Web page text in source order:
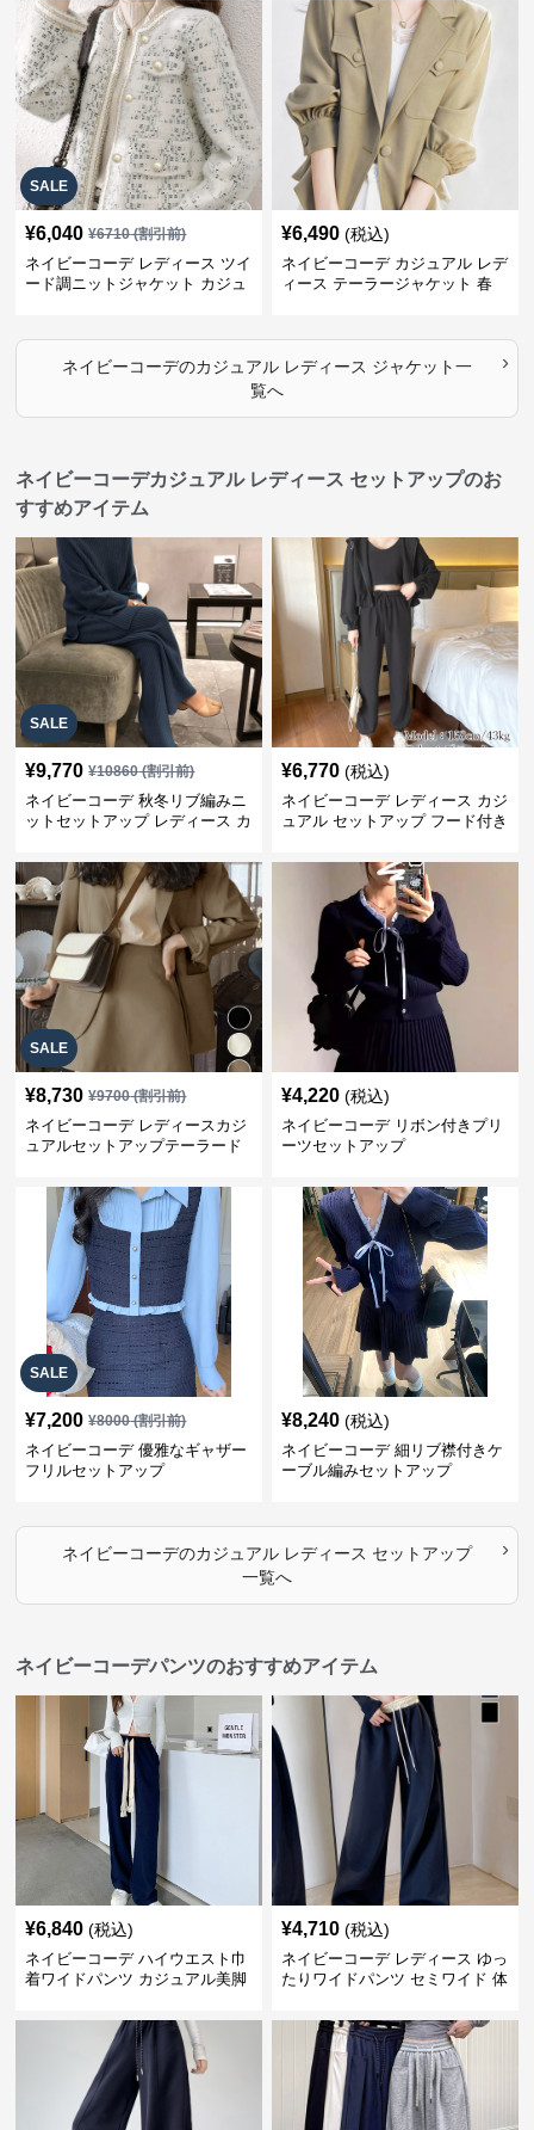
SALE
¥6,040 ¥6710(割引前)
ネイビーコーデ レディース ツイ
ード調ニットジャケット カジュ
¥6,490 (税込)
ネイビーコーデ カジュアル レデ
ィース テーラージャケット 春
ネイビーコーデのカジュアル レディース ジャケット一
覧へ
›
ネイビーコーデカジュアル レディース セットアップのお
すすめアイテム
SALE
¥9,770 ¥10860(割引前)
ネイビーコーデ 秋冬リブ編みニ
ットセットアップ レディース カ
¥6,770 (税込)
ネイビーコーデ レディース カジ
ュアル セットアップ フード付き
SALE
¥8,730 ¥9700(割引前)
ネイビーコーデ レディースカジ
ュアルセットアップテーラード
¥4,220 (税込)
ネイビーコーデ リボン付きプリ
ーツセットアップ
SALE
¥7,200 ¥8000(割引前)
ネイビーコーデ 優雅なギャザー
フリルセットアップ
¥8,240 (税込)
ネイビーコーデ 細リブ襟付きケ
ーブル編みセットアップ
ネイビーコーデのカジュアル レディース セットアップ
一覧へ
›
ネイビーコーデパンツのおすすめアイテム
¥6,840 (税込)
ネイビーコーデ ハイウエスト巾
着ワイドパンツ カジュアル美脚
¥4,710 (税込)
ネイビーコーデ レディース ゆっ
たりワイドパンツ セミワイド 体